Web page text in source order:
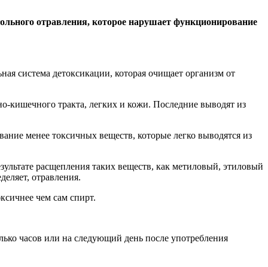
отравления, которое нарушает функционирование
система детоксикации, которая очищает организм от
кишечного тракта, легких и кожи. Последние выводят из
менее токсичных веществ, которые легко выводятся из
расщепления таких веществ, как метиловый, этиловый
отравления.
чем сам спирт.
часов или на следующий день после употребления